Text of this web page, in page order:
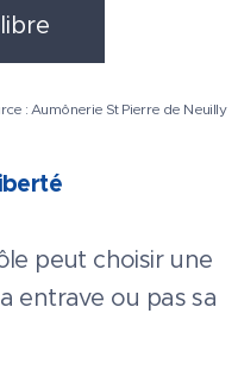
: Aumônerie St Pierre de Neuilly
peut choisir une
entrave ou pas sa